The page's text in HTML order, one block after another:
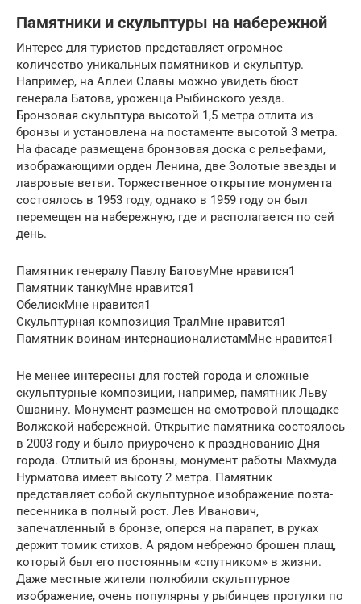
Памятники и скульптуры на набережной
Интерес для туристов представляет огромное
количество уникальных памятников и скульптур.
Например, на Аллеи Славы можно увидеть бюст
генерала Батова, уроженца Рыбинского уезда.
Бронзовая скульптура высотой 1,5 метра отлита из
бронзы и установлена на постаменте высотой 3 метра.
На фасаде размещена бронзовая доска с рельефами,
изображающими орден Ленина, две Золотые звезды и
лавровые ветви. Торжественное открытие монумента
состоялось в 1953 году, однако в 1959 году он был
перемещен на набережную, где и располагается по сей
день.
Памятник генералу Павлу БатовуМне нравится1
Памятник танкуМне нравится1
ОбелискМне нравится1
Скульптурная композиция ТралМне нравится1
Памятник воинам-интернационалистамМне нравится1
Не менее интересны для гостей города и сложные
скульптурные композиции, например, памятник Льву
Ошанину. Монумент размещен на смотровой площадке
Волжской набережной. Открытие памятника состоялось
в 2003 году и было приурочено к празднованию Дня
города. Отлитый из бронзы, монумент работы Махмуда
Нурматова имеет высоту 2 метра. Памятник
представляет собой скульптурное изображение поэта-
песенника в полный рост. Лев Иванович,
запечатленный в бронзе, оперся на парапет, в руках
держит томик стихов. А рядом небрежно брошен плащ,
который был его постоянным «спутником» в жизни.
Даже местные жители полюбили скульптурное
изображение, очень популярны у рыбинцев прогулки по